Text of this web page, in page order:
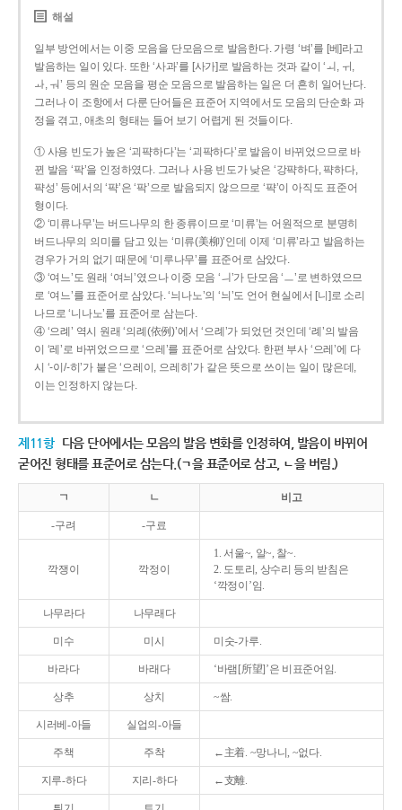
해설
일부 방언에서는 이중 모음을 단모음으로 발음한다. 가령 ‘벼’를 [베]라고
발음하는 일이 있다. 또한 ‘사과’를 [사가]로 발음하는 것과 같이 ‘ㅚ, ㅟ,
ㅘ, ㅝ’ 등의 원순 모음을 평순 모음으로 발음하는 일은 더 흔히 일어난다.
그러나 이 조항에서 다룬 단어들은 표준어 지역에서도 모음의 단순화 과
정을 겪고, 애초의 형태는 들어 보기 어렵게 된 것들이다.
① 사용 빈도가 높은 ‘괴퍅하다’는 ‘괴팍하다’로 발음이 바뀌었으므로 바
뀐 발음 ‘팍’을 인정하였다. 그러나 사용 빈도가 낮은 ‘강퍅하다, 퍅하다,
퍅성’ 등에서의 ‘퍅’은 ‘팍’으로 발음되지 않으므로 ‘퍅’이 아직도 표준어
형이다.
② ‘미류나무’는 버드나무의 한 종류이므로 ‘미류’는 어원적으로 분명히
버드나무의 의미를 담고 있는 ‘미류(美柳)’인데 이제 ‘미류’라고 발음하는
경우가 거의 없기 때문에 ‘미루나무’를 표준어로 삼았다.
③ ‘여느’도 원래 ‘여늬’였으나 이중 모음 ‘ㅢ’가 단모음 ‘ㅡ’로 변하였으므
로 ‘여느’를 표준어로 삼았다. ‘늬나노’의 ‘늬’도 언어 현실에서 [니]로 소리
나므로 ‘니나노’를 표준어로 삼는다.
④ ‘으례’ 역시 원래 ‘의례(依例)’에서 ‘으례’가 되었던 것인데 ‘례’의 발음
이 ‘레’로 바뀌었으므로 ‘으레’를 표준어로 삼았다. 한편 부사 ‘으레’에 다
시 ‘-이/-히’가 붙은 ‘으레이, 으레히’가 같은 뜻으로 쓰이는 일이 많은데,
이는 인정하지 않는다.
제11항 다음 단어에서는 모음의 발음 변화를 인정하여, 발음이 바뀌어
굳어진 형태를 표준어로 삼는다.(ㄱ을 표준어로 삼고, ㄴ을 버림.)
ㄱ ㄴ 비고
-구려 -구료
깍쟁이 깍정이
1. 서울~, 알~, 찰~.
2. 도토리, 상수리 등의 받침은
‘깍정이’임.
나무라다 나무래다
미수 미시 미숫-가루.
바라다 바래다 ‘바램[所望]’은 비표준어임.
상추 상치 ~쌈.
시러베-아들 실업의-아들
주책 주착 ←主着. ~망나니, ~없다.
지루-하다 지리-하다 ←支離.